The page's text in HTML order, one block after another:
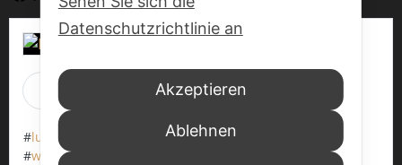
Luxrest Venice
1 Woche 17 std vor
#luxrestvenice6604
werentapartments
#walkingaround
Datenschutzrichtlinie an
Akzeptieren
Ablehnen